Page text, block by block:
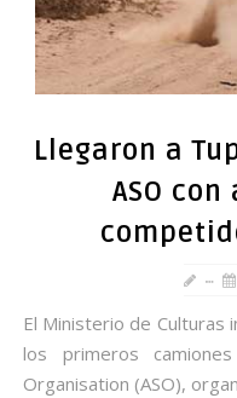
Llegaron a
ASO
El Ministerio de
los primeros
Organisation (ASO),